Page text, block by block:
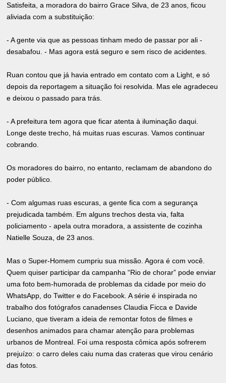
Satisfeita, a moradora do bairro Grace Silva, de 23 anos, ficou
aliviada com a substituição:
- A gente via que as pessoas tinham medo de passar por ali -
desabafou. - Mas agora está seguro e sem risco de acidentes.
Ruan contou que já havia entrado em contato com a Light, e só
depois da reportagem a situação foi resolvida. Mas ele agradeceu
e deixou o passado para trás.
- A prefeitura tem agora que ficar atenta à iluminação daqui.
Longe deste trecho, há muitas ruas escuras. Vamos continuar
cobrando.
Os moradores do bairro, no entanto, reclamam de abandono do
poder público.
- Com algumas ruas escuras, a gente fica com a segurança
prejudicada também. Em alguns trechos desta via, falta
policiamento - apela outra moradora, a assistente de cozinha
Natielle Souza, de 23 anos.
Mas o Super-Homem cumpriu sua missão. Agora é com você.
Quem quiser participar da campanha “Rio de chorar” pode enviar
uma foto bem-humorada de problemas da cidade por meio do
WhatsApp, do Twitter e do Facebook. A série é inspirada no
trabalho dos fotógrafos canadenses Claudia Ficca e Davide
Luciano, que tiveram a ideia de remontar fotos de filmes e
desenhos animados para chamar atenção para problemas
urbanos de Montreal. Foi uma resposta cômica após sofrerem
prejuízo: o carro deles caiu numa das crateras que virou cenário
das fotos.